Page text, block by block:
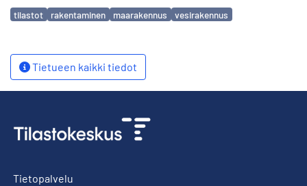
Avainsanat
tilastot rakentaminen maarakennus vesirakennus
Tietueen kaikki tiedot
Tietopalvelu